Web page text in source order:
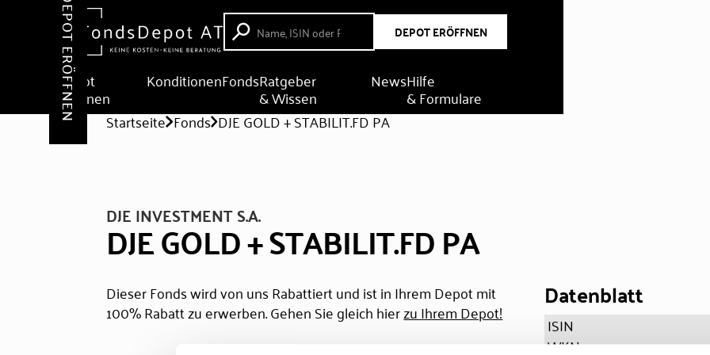
DEPOT ERÖFFNEN
Depot
eröffnen
KonditionenFondsRatgeber
& Wissen
NewsHilfe
& Formulare
DEPOT ERÖFFNEN Startseite Fonds DJE GOLD + STABILIT.FD PA
DJE INVESTMENT S.A.
DJE GOLD + STABILIT.FD PA
Dieser Fonds wird von uns Rabattiert und ist in Ihrem Depot mit
100% Rabatt zu erwerben. Gehen Sie gleich hierzu Ihrem Depot! Datenblatt
ISIN
WKN